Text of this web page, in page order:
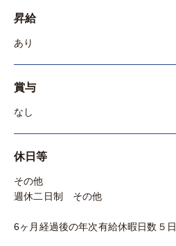
昇給
あり
賞与
なし
休日等
その他
週休二日制 その他
6ヶ月経過後の年次有給休暇日数５日